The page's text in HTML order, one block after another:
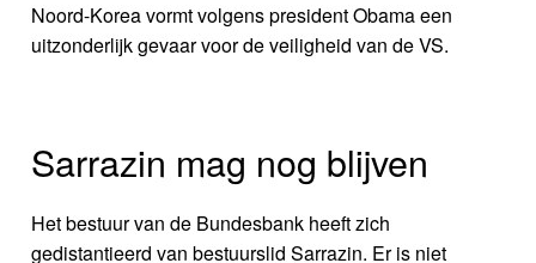
Noord-Korea vormt volgens president Obama een
uitzonderlijk gevaar voor de veiligheid van de VS.
Sarrazin mag nog blijven
Het bestuur van de Bundesbank heeft zich
gedistantieerd van bestuurslid Sarrazin. Er is niet